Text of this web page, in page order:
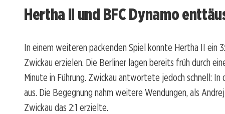
Hertha II und BFC Dynamo
In einem weiteren packenden Spiel konnte Hertha II ein
Zwickau erzielen. Die Berliner lagen bereits früh durch
Minute in Führung. Zwickau antwortete jedoch schnell: In
aus. Die Begegnung nahm weitere Wendungen, als
Zwickau das 2:1 erzielte.